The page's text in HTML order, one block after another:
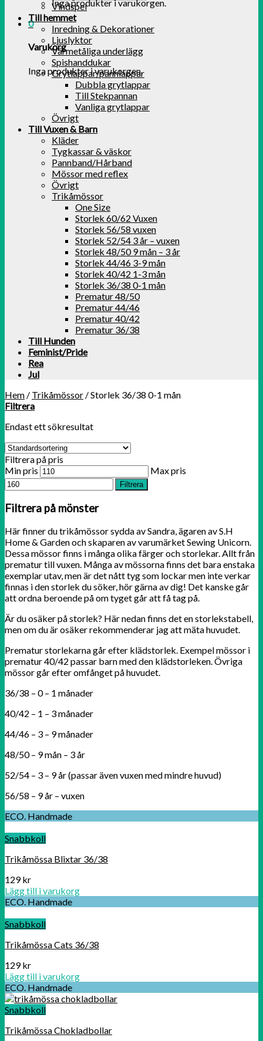
Inga produkter i varukorgen.
0
Varukorg
Inga produkter i varukorgen.
Vindspel
Till hemmet
Inredning & Dekorationer
Ljuslyktor
Värmetåliga underlägg
Spishanddukar
Grytlappar/pannlappar
Dubbla grytlappar
Till Stekpannan
Vanliga grytlappar
Övrigt
Till Vuxen & Barn
Kläder
Tygkassar & väskor
Pannband/Hårband
Mössor med reflex
Övrigt
Trikåmössor
One Size
Storlek 60/62 Vuxen
Storlek 56/58 vuxen
Storlek 52/54 3 år – vuxen
Storlek 48/50 9 mån – 3 år
Storlek 44/46 3-9 mån
Storlek 40/42 1-3 mån
Storlek 36/38 0-1 mån
Prematur 48/50
Prematur 44/46
Prematur 40/42
Prematur 36/38
Till Hunden
Feminist/Pride
Rea
Jul
Hem / Trikåmössor /Storlek 36/38 0-1 mån
Filtrera
Endast ett sökresultat
Filtrera på pris
Min pris
Max pris
Filtrera
Filtrera på mönster
Här finner du trikåmössor sydda av Sandra, ägaren av S.H
Home & Garden och skaparen av varumärket Sewing Unicorn.
Dessa mössor finns i många olika färger och storlekar. Allt från
prematur till vuxen. Många av mössorna finns det bara enstaka
exemplar utav, men är det nått tyg som lockar men inte verkar
finnas i den storlek du söker, hör gärna av dig! Det kanske går
att ordna beroende på om tyget går att få tag på.
Är du osäker på storlek? Här nedan finns det en storlekstabell,
men om du är osäker rekommenderar jag att mäta huvudet.
Prematur storlekarna går efter klädstorlek. Exempel mössor i
prematur 40/42 passar barn med den klädstorleken. Övriga
mössor går efter omfånget på huvudet.
36/38 – 0 – 1 månader
40/42 – 1 – 3 månader
44/46 – 3 – 9 månader
48/50 – 9 mån – 3 år
52/54 – 3 – 9 år (passar även vuxen med mindre huvud)
56/58 – 9 år – vuxen
ECO. Handmade
Snabbkoll
Trikåmössa Blixtar 36/38
129kr
Lägg till i varukorg
ECO. Handmade
Snabbkoll
Trikåmössa Cats 36/38
129kr
Lägg till i varukorg
ECO. Handmade
Snabbkoll
Trikåmössa Chokladbollar